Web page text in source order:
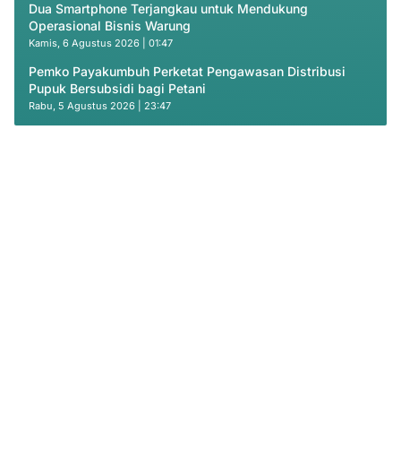
Dua Smartphone Terjangkau untuk Mendukung
Operasional Bisnis Warung
Kamis, 6 Agustus 2026 | 01:47
Pemko Payakumbuh Perketat Pengawasan Distribusi
Pupuk Bersubsidi bagi Petani
Rabu, 5 Agustus 2026 | 23:47